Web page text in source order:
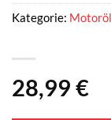
28,99 €
Kategorie: Motoröl